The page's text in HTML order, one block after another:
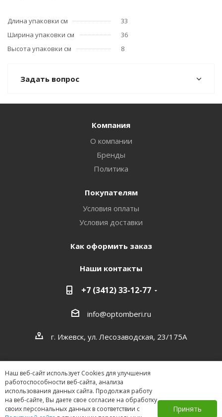
Длина упаковки см
33
Ширина упаковки см
36
Высота упаковки см
8
Задать вопрос
Наш веб-сайт использует Cookies для улучшения
работоспособности веб-сайта, анализа
использования данных сайта. Продолжая работу
на веб-сайте, Вы даете свое согласие на обработку
своих персональных данных в соответствии с
Принять
Компания
О компании
Бренды
Политика
Покупателям
Условия оплаты
Условия доставки
Как оформить заказ
Наши контакты
+7 (3412) 33-12-77
info@optomberi.ru
г. Ижевск, ул. Лесозаводская, 23/175А
2026 ©